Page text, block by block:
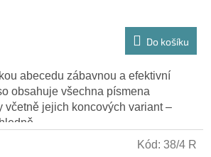
Do košíku
abecedu zábavnou a efektivní
obsahuje všechna písmena
včetně jejich koncových variant –
Kód: 38/4 R